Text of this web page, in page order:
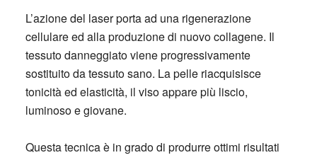
L’azione del laser porta ad una rigenerazione
cellulare ed alla produzione di nuovo collagene. Il
tessuto danneggiato viene progressivamente
sostituito da tessuto sano. La pelle riacquisisce
tonicità ed elasticità, il viso appare più liscio,
luminoso e giovane.
Questa tecnica è in grado di produrre ottimi risultati